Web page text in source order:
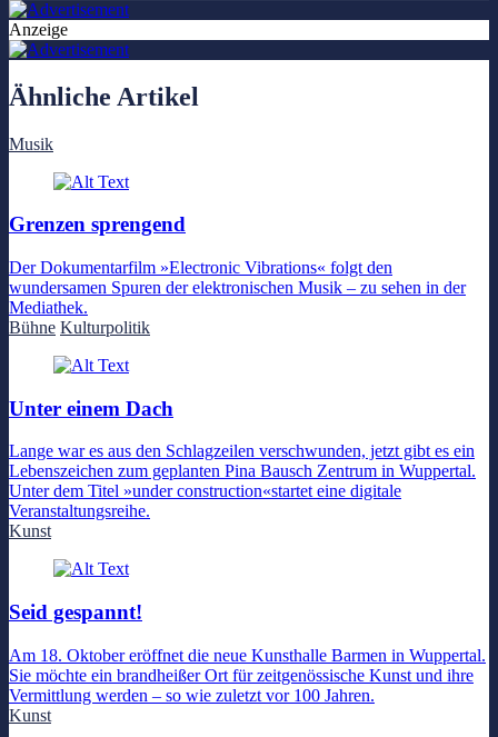
Anzeige
Ähnliche Artikel
Musik
Grenzen sprengend
Der Dokumentarfilm »Electronic Vibrations« folgt den
wundersamen Spuren der elektronischen Musik – zu sehen in der
Mediathek.
Bühne Kulturpolitik
Unter einem Dach
Lange war es aus den Schlagzeilen verschwunden, jetzt gibt es ein
Lebenszeichen zum geplanten Pina Bausch Zentrum in Wuppertal.
Unter dem Titel »under construction«startet eine digitale
Veranstaltungsreihe.
Kunst
Seid gespannt!
Am 18. Oktober eröffnet die neue Kunsthalle Barmen in Wuppertal.
Sie möchte ein brandheißer Ort für zeitgenössische Kunst und ihre
Vermittlung werden – so wie zuletzt vor 100 Jahren.
Kunst